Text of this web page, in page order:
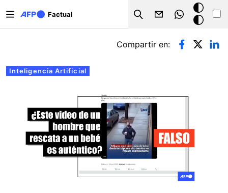
Factual
Search
Modo
oscuro
Solapas principales
Inteligencia Artificial
Compartir en: